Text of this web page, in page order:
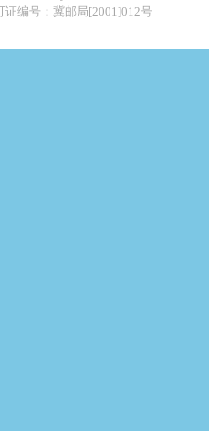
证编号：冀邮局[2001]012号